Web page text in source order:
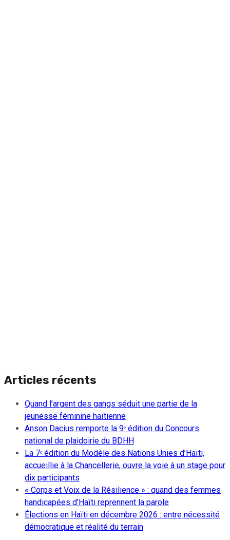
Articles récents
Quand l’argent des gangs séduit une partie de la
jeunesse féminine haïtienne
Anson Dacius remporte la 9ᵉ édition du Concours
national de plaidoirie du BDHH
La 7ᵉ édition du Modèle des Nations Unies d’Haïti,
accueillie à la Chancellerie, ouvre la voie à un stage pour
dix participants
« Corps et Voix de la Résilience » : quand des femmes
handicapées d’Haïti reprennent la parole
Élections en Haïti en décembre 2026 : entre nécessité
démocratique et réalité du terrain